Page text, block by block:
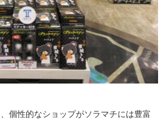
個性的なショップがソラマチには豊富